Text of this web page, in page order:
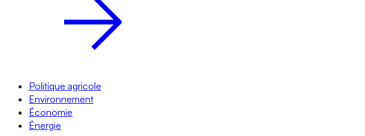
Politique agricole
Environnement
Économie
Énergie